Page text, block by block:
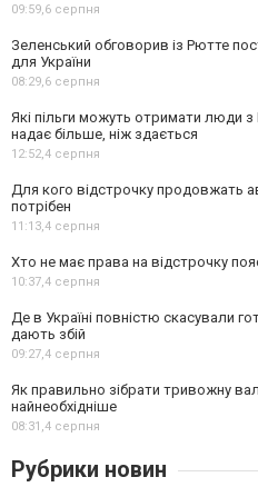
09:59, 6 серпня
Зеленський обговорив із Рютте
для України
08:29, 6 серпня
Які пільги можуть отримати люди з
надає більше, ніж здається
12:52, 4 серпня
Для кого відстрочку продовжать
потрібен
11:13, 4 серпня
Хто не має права на відстрочку
10:37, 4 серпня
Де в Україні повністю скасували
дають збій
09:27, 4 серпня
Як правильно зібрати тривожну
найнеобхідніше
08:31, 4 серпня
Рубрики новин